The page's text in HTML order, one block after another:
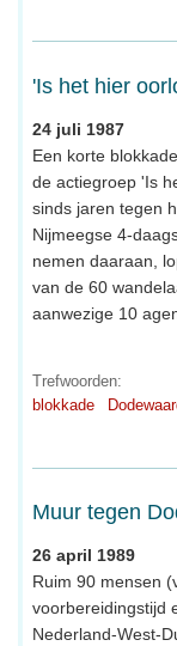
'Is het hier
24 juli 1987
Een korte
de actiegroep 'Is
sinds jaren tegen
Nijmeegse 4-
nemen daaraan,
van de 60
aanwezige 10
Trefwoorden:
blokkade
Muur tegen
26 april 1989
Ruim 90 mensen
voorbereidingstijd
Nederland-West-